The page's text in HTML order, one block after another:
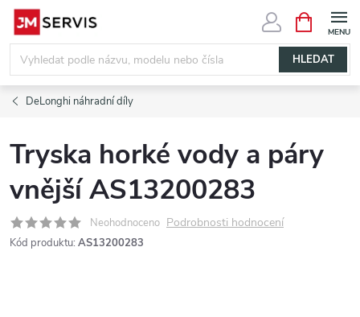
Přejít
obsah
HLEDAT
NÁKUPNÍ
KOŠÍK
DeLonghi náhradní díly
Tryska horké vody a páry
vnější AS13200283
Neohodnoceno Podrobnosti hodnocení
Kód produktu: AS13200283